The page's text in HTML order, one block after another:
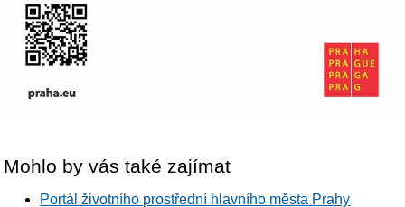
Mohlo by vás také zajímat
Portál životního prostřední hlavního města Prahy